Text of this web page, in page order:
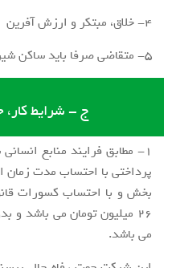
4- خلاق، مبتکر و ارزش آفرین
۵- متقاضی صرفا باید ساکن شیراز یا سپیدان باشد
ج - شرایط
1- مطابق فرایند منابع
بخش و با احتساب كسورات
می باشد.